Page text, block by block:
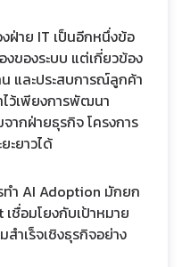
ฝ่าย IT เป็นอีกหนึ่งข้อ
งของระบบ แต่เกี่ยวข้อง
และประสบการณ์ลูกค้า
ว้เพียงการพัฒนา
ากฝ่ายธุรกิจ โครงการ
ะยาวได้
ทำ AI Adoption มักยก
ชื่อมโยงกับเป้าหมาย
ำเร็จเชิงธุรกิจอย่าง